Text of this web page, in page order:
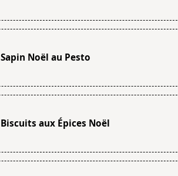
Sapin Noël au Pesto
Biscuits aux Épices Noël